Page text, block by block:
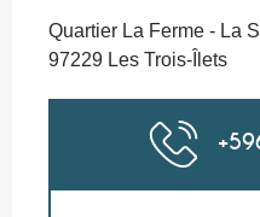
Quartier La Ferme - La
97229 Les Trois-Îlets